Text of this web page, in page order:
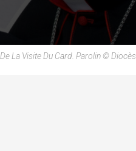
La Visite Du Card. Parolin ©